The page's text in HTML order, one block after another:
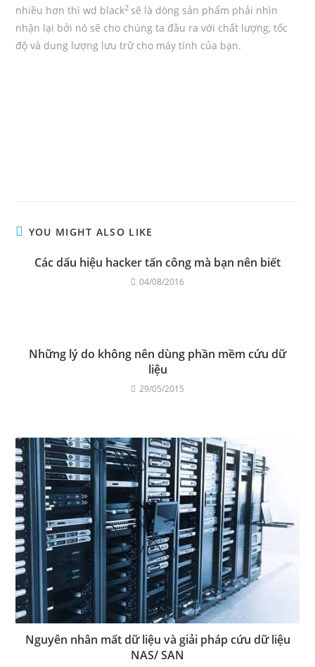
nhiều hơn thì wd black2 sẽ là dòng sản phẩm phải nhìn
nhận lại bởi nó sẽ cho chúng ta đầu ra với chất lượng, tốc
độ và dung lượng lưu trữ cho máy tính của bạn.
YOU MIGHT ALSO LIKE
Các dấu hiệu hacker tấn công mà bạn nên biết
04/08/2016
Những lý do không nên dùng phần mềm cứu dữ
liệu
29/05/2015
Nguyên nhân mất dữ liệu và giải pháp cứu dữ liệu
NAS/ SAN